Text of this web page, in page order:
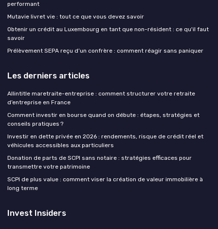
performant
Mutavie livret vie : tout ce que vous devez savoir
Obtenir un crédit au Luxembourg en tant que non-résident : ce qu'il faut
savoir
Prélèvement SEPA reçu d’un confrère : comment réagir sans paniquer
Les derniers articles
Allintitle maretraite-entreprise : comment structurer votre retraite
d’entreprise en France
Comment investir en bourse quand on débute : étapes, stratégies et
conseils pratiques ?
Investir en dette privée en 2026 : rendements, risque de crédit réel et
véhicules accessibles aux particuliers
Donation de parts de SCPI sans notaire : stratégies efficaces pour
transmettre votre patrimoine
SCPI de plus value : comment viser la création de valeur immobilière à
long terme
Invest Insiders